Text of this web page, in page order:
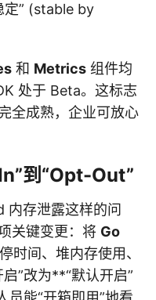
定” (stable by
和 Metrics 组件均
处于 Beta。这标志
全成熟，企业可放心
到“Opt-Out”
存泄露这样的问
关键变更：将 Go
时间、堆内存使用、
”改为**“默认开启”